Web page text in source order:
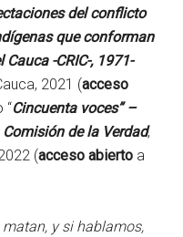
del conflicto
que conforman
-CRIC-, 1971-
2021 (acceso
“Cincuenta voces” –
de la Verdad,
(acceso abierto a
y si hablamos,